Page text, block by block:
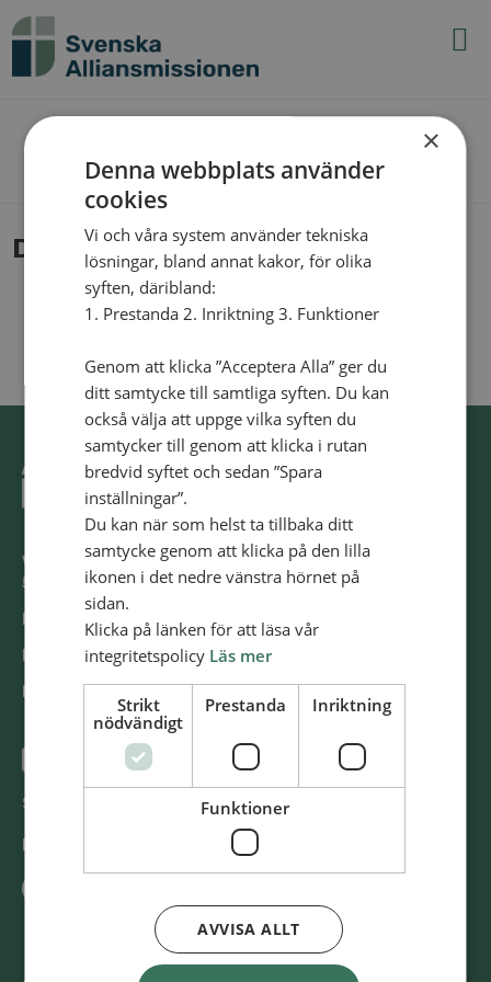
The Blog
DSC_0646
Västra Storgatan 14
553 15 Jönköping
E-post: info@alliansmissionen.se
Fler kontaktuppgifter >
@SvenskaAlliansmissionen
Swish
×
Denna webbplats använder
cookies
Vi och våra system använder tekniska
lösningar, bland annat kakor, för olika
syften, däribland:
1. Prestanda 2. Inriktning 3. Funktioner
Genom att klicka ”Acceptera Alla” ger du
ditt samtycke till samtliga syften. Du kan
också välja att uppge vilka syften du
samtycker till genom att klicka i rutan
bredvid syftet och sedan ”Spara
inställningar”.
Du kan när som helst ta tillbaka ditt
samtycke genom att klicka på den lilla
ikonen i det nedre vänstra hörnet på
sidan.
Klicka på länken för att läsa vår
integritetspolicy Läs mer
Strikt
nödvändigt
Prestanda Inriktning
Funktioner
AVVISA ALLT